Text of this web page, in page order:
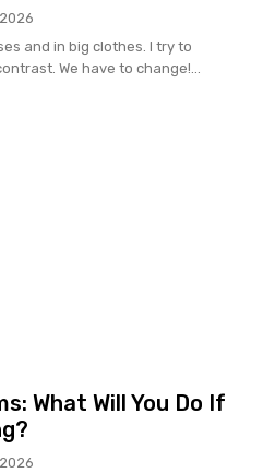
and in big clothes. I try to
We have to change!...
What Will You Do If